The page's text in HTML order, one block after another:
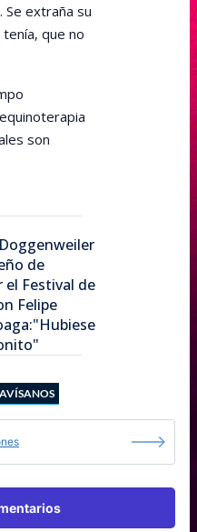
Se extraña su
que no
son
de
el Festival de
Felipe
AVÍSANOS